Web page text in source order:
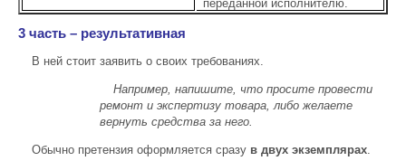
переданной исполнителю.
3 часть – результативная
В ней стоит заявить о своих требованиях.
Например, напишите, что просите провести
ремонт и экспертизу товара, либо желаете
вернуть средства за него.
Обычно претензия оформляется сразу в двух экземплярах.